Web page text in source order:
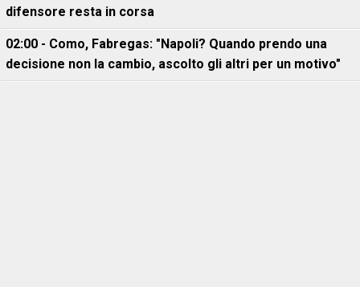
difensore resta in corsa
02:00 - Como, Fabregas: "Napoli? Quando prendo una
decisione non la cambio, ascolto gli altri per un motivo"